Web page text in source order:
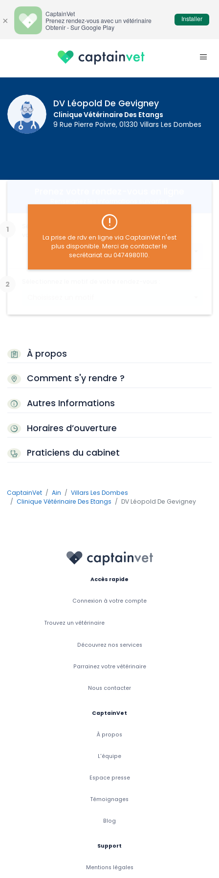
DV Léopold De Gevigney
Clinique Vétérinaire Des Etangs
9 Rue Pierre Poivre, 01330 Villars Les Dombes
À propos
Comment s'y rendre ?
Autres Informations
Horaires d’ouverture
Praticiens du cabinet
La prise de rdv en ligne via CaptainVet n'est
plus disponible. Merci de contacter le
secrétariat au 0474980110.
Sélectionnez le type d'animal concerné par le rendez-
Choisissez un type d'animal
CaptainVet Ain
Villars Les Dombes
Clinique Vétérinaire Des Etangs
DV Léopold De Gevigney
Accès rapide
Connexion à votre compte
Trouvez un vétérinaire
Découvrez nos services
Parrainez votre vétérinaire
Nous contacter
CaptainVet
À propos
L'équipe
Espace presse
Témoignages
Blog
Support
Mentions légales
×
CaptainVet
Prenez rendez-vous avec un vétérinaire
Obtenir - Sur Google Play
Installer